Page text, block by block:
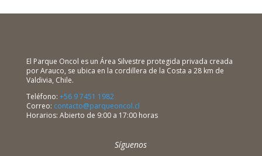
El Parque Oncol es un Área Silvestre protegida privada creada
por Arauco, se ubica en la cordillera de la Costa a 28 km de
Valdivia, Chile.
Teléfono: +56 9 7451 1982
Correo: contacto@parqueoncol.cl
Horarios: Abierto de 9:00 a 17:00 horas
Síguenos